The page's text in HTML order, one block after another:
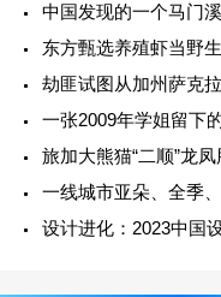
中国发现的一个马门
东方甄选养殖虾当野
劫匪试图从加州萨克
一张2009年学姐留下
旅加大熊猫“二顺”龙
一线城市亚朵、全季
设计进化：2023中国